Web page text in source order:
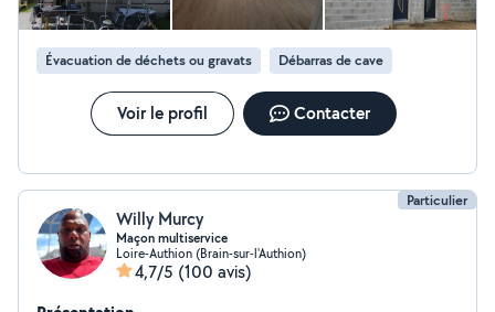
Évacuation de déchets ou gravats Débarras de cave
Voir le profil Contacter
Particulier
Willy Murcy
Maçon multiservice
Loire-Authion (Brain-sur-l'Authion)
4,7/5 (100 avis)